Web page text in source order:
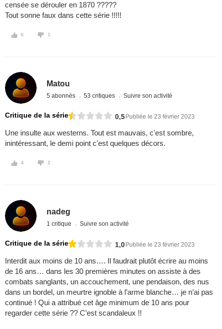
censée se dérouler en 1870 ?????
Tout sonne faux dans cette série !!!!!
6 1
Matou
5 abonnés 53 critiques Suivre son activité
Critique de la série 0,5Publiée le 23 février 2023
Une insulte aux westerns. Tout est mauvais, c'est sombre,
inintéressant, le demi point c'est quelques décors.
4 2
nadeg
1 critique Suivre son activité
Critique de la série 1,0Publiée le 23 février 2023
Interdit aux moins de 10 ans…. Il faudrait plutôt écrire au moins
de 16 ans… dans les 30 premières minutes on assiste à des
combats sanglants, un accouchement, une pendaison, des nus
dans un bordel, un meurtre ignoble à l’arme blanche… je n’ai pas
continué ! Qui a attribué cet âge minimum de 10 ans pour
regarder cette série ?? C’est scandaleux !!